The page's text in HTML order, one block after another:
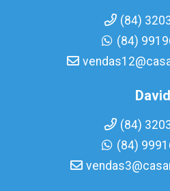
(84)
(84)
David
(84)
(84)